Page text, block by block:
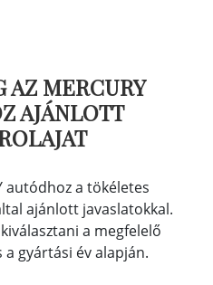
AZ MERCURY
AJÁNLOTT
autódhoz a tökéletes
ajánlott javaslatokkal.
a megfelelő
gyártási év alapján.